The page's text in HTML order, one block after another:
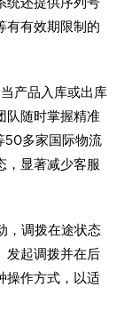
有有效期限制的
产品入库或出库
队随时掌握精准
50多家国际物流
，显著减少客服
，调拨在途状态
发起调拨并在后
操作方式，以适